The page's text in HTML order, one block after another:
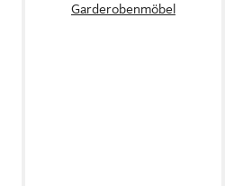
Garderobenmöbel